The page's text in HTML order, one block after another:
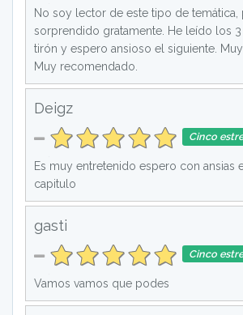
No soy lector de este tipo de temática,
sorprendido gratamente. He leído los 3
tirón y espero ansioso el siguiente.
Muy recomendado.
Deigz
Cinco
Es muy entretenido espero con ansias
capitulo
gasti
Cinco
Vamos vamos que podes